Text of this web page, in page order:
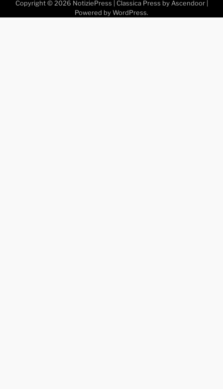
Copyright © 2026 NotiziePress | Classica Press by Ascendoor|
Powered by WordPress.